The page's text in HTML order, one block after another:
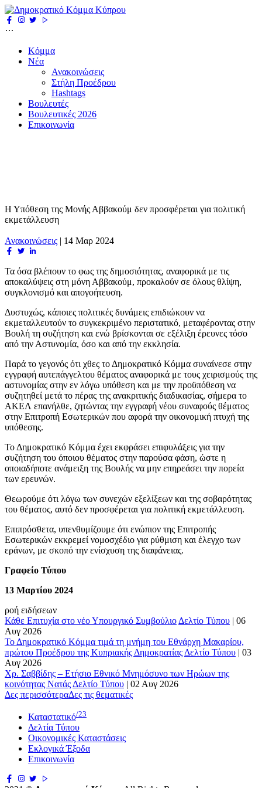
Κόμμα
Νέα
Ανακοινώσεις
Στήλη Προέδρου
Hashtags
Βουλευτές
Βουλευτικές 2026
Επικοινωνία
Η Υπόθεση της Μονής Αββακούμ δεν προσφέρεται για πολιτική
εκμετάλλευση
Ανακοινώσεις | 14 Μαρ 2024
Τα όσα βλέπουν το φως της δημοσιότητας, αναφορικά με τις
αποκαλύψεις στη μόνη Αββακούμ, προκαλούν σε όλους θλίψη,
συγκλονισμό και απογοήτευση.
Δυστυχώς, κάποιες πολιτικές δυνάμεις επιδιώκουν να
εκμεταλλευτούν το συγκεκριμένο περιστατικό, μεταφέροντας στην
Βουλή τη συζήτηση και ενώ βρίσκονται σε εξέλιξη έρευνες τόσο
από την Αστυνομία, όσο και από την εκκλησία.
Παρά το γεγονός ότι χθες το Δημοκρατικό Κόμμα συναίνεσε στην
εγγραφή αυτεπάγγελτου θέματος αναφορικά με τους χειρισμούς της
αστυνομίας στην εν λόγω υπόθεση και με την προϋπόθεση να
συζητηθεί μετά το πέρας της ανακριτικής διαδικασίας, σήμερα το
ΑΚΕΛ επανήλθε, ζητώντας την εγγραφή νέου συναφούς θέματος
στην Επιτροπή Εσωτερικών που αφορά την οικονομική πτυχή της
υπόθεσης.
Το Δημοκρατικό Κόμμα έχει εκφράσει επιφυλάξεις για την
συζήτηση του όποιου θέματος στην παρούσα φάση, ώστε η
οποιαδήποτε ανάμειξη της Βουλής να μην επηρεάσει την πορεία
των ερευνών.
Θεωρούμε ότι λόγω των συνεχών εξελίξεων και της σοβαρότητας
του θέματος, αυτό δεν προσφέρεται για πολιτική εκμετάλλευση.
Επιπρόσθετα, υπενθυμίζουμε ότι ενώπιον της Επιτροπής
Εσωτερικών εκκρεμεί νομοσχέδιο για ρύθμιση και έλεγχο των
εράνων, με σκοπό την ενίσχυση της διαφάνειας.
Γραφείο Τύπου
13 Μαρτίου 2024
ροή ειδήσεων
Κάθε Επιτυχία στο νέο Υπουργικό Συμβούλιο Δελτίο Τύπου | 06
Αυγ 2026
Το Δημοκρατικό Κόμμα τιμά τη μνήμη του Εθνάρχη Μακαρίου,
πρώτου Προέδρου της Κυπριακής Δημοκρατίας Δελτίο Τύπου | 03
Αυγ 2026
Χρ. Σαββίδης – Ετήσιο Εθνικό Μνημόσυνο των Ηρώων της
κοινότητας Νατάς Δελτίο Τύπου | 02 Αυγ 2026
Δες περισσότεραΔες τις θεματικές
Καταστατικό/23
Δελτία Τύπου
Οικονομικές Καταστάσεις
Εκλογικά Έξοδα
Επικοινωνία